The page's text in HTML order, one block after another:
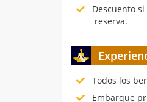
Descuento
reserva.
Todos los
Embarque